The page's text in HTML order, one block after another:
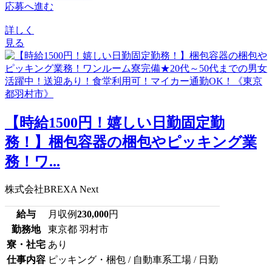
応募へ進む
詳しく
見る
【時給1500円！嬉しい日勤固定勤
務！】梱包容器の梱包やピッキング業
務！ワ...
株式会社BREXA Next
給与 月収例230,000円
勤務地
東京都 羽村市
寮・社宅 あり
仕事内容 ピッキング・梱包 / 自動車系工場 / 日勤